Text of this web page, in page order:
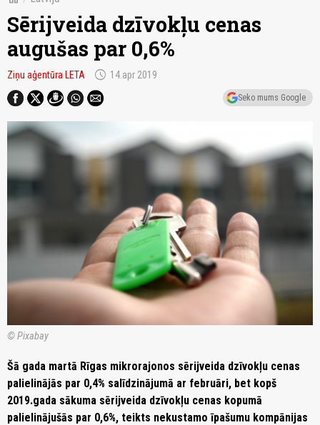
Sērijveida dzīvokļu cenas
augušas par 0,6%
Ziņu aģentūra LETA schedule 14.apr 2019
Seko mums Google
© Pixabay
Šā gada martā Rīgas mikrorajonos sērijveida dzīvokļu cenas
palielinājās par 0,4% salīdzinājumā ar februāri, bet kopš
2019.gada sākuma sērijveida dzīvokļu cenas kopumā
palielinājušās par 0,6%, teikts nekustamo īpašumu kompānijas